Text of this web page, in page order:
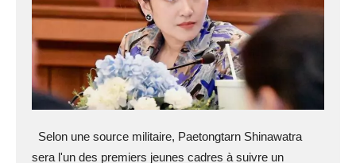
Selon une source militaire, Paetongtarn Shinawatra
sera l'un des premiers jeunes cadres à suivre un